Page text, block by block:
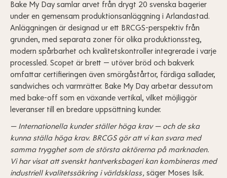
Bake My Day samlar arvet från drygt 20 svenska bagerier
under en gemensam produktionsanläggning i Arlandastad.
Anläggningen är designad ur ett BRCGS-perspektiv från
grunden, med separata zoner för olika produktionssteg,
modern spårbarhet och kvalitetskontroller integrerade i varje
processled. Scopet är brett — utöver bröd och bakverk
omfattar certifieringen även smörgåstårtor, färdiga sallader,
sandwiches och varmrätter. Bake My Day arbetar dessutom
med bake-off som en växande vertikal, vilket möjliggör
leveranser till en bredare uppsättning kunder.
— Internationella kunder ställer höga krav — och de ska
kunna ställa höga krav. BRCGS gör att vi kan svara med
samma trygghet som de största aktörerna på marknaden.
Vi har visat att svenskt hantverksbageri kan kombineras med
industriell kvalitetssäkring i världsklass, säger Moses Isik.